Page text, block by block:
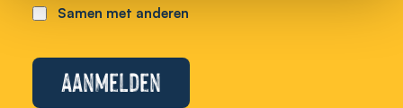
Samen met anderen
Aanmelden